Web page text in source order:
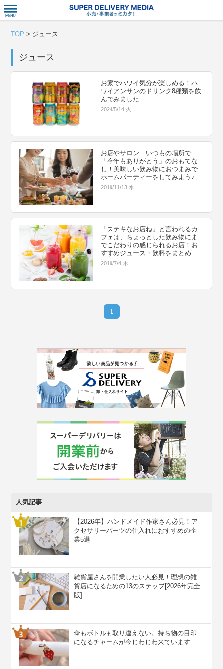
TOP > ジュース
ジュース
お家でハワイ気分が楽しめる！ハ
ワイアンサンのドリンク8種類を飲
んでみました
2024/5/14 火
お店やサロン…いつもの場所で
「今年もありがとう」のおもてな
し！美味しい飲み物におつまみで
ホームパーティーをしてみよう♪
2019/11/13 水
「ステキなお店ね」と言われるカ
フェは、ちょっとした飲み物にま
でこだわりの感じられるお店！お
すすめジュース・飲料をまとめ
2019/7/4 木
1
人気記事
【2026年】ハンドメイド作家さん必見！ア
クセサリーパーツの仕入れにおすすめの企
業5選
雑貨屋さんを開業したい人必見！理想の雑
貨店になるための13のステップ[2026年完全
版]
傘もボトルも取り違えない。持ち物の目印
になるチャームが今じわじわ来ています